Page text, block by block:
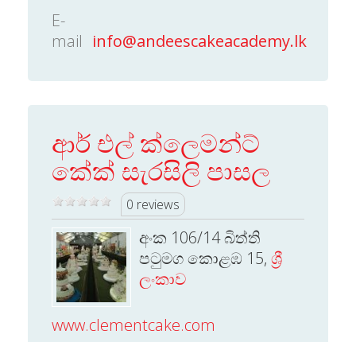
E-
mail info@andeescakeacademy.lk
ආර් එල් ක්ලෙමන්ට්
කේක් සැරසිලි පාසල
0 reviews
අංක 106/14 බිත්ති
පටුමග කොළඹ 15, ශ්‍රී
ලංකාව
www.clementcake.com